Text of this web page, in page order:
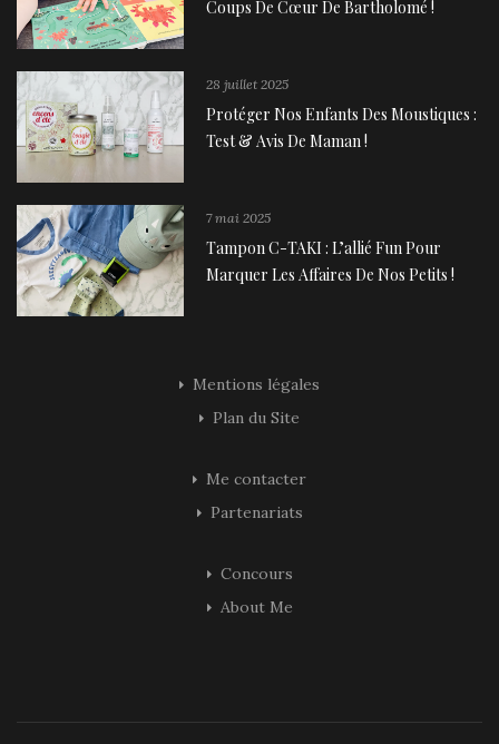
Coups De Cœur De Bartholomé !
28 juillet 2025
Protéger Nos Enfants Des Moustiques :
Test & Avis De Maman !
7 mai 2025
Tampon C-TAKI : L’allié Fun Pour
Marquer Les Affaires De Nos Petits !
Mentions légales
Plan du Site
Me contacter
Partenariats
Concours
About Me